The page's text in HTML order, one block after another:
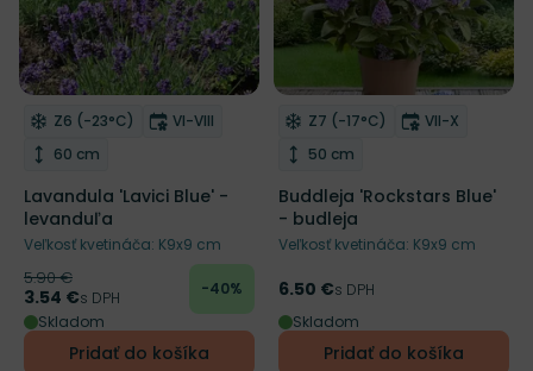
Zľava
Odober do zoznamu želaní
Mrazuvzdornosť
Z6 (-23°C) Doba kvitnutia
VI-VIII
Výška rastliny
60 cm
Lavandula 'Lavici Blue' -
levanduľa
Veľkosť kvetináča: K9x9 cm
Pôvodná cena
5.90 €
Cena
3.54 €s DPH
-40%
Skladom
Pridať do košíka
NOVINKA
Odober do zoznamu želaní
Mrazuvzdornosť
Z7 (-17°C) Doba
VII-X
Výška rastliny
50 cm
Buddleja 'Rockstars Blue'
- budleja
Veľkosť kvetináča: K9x9 cm
Cena
6.50 €s DPH
Skladom
Pridať do košíka